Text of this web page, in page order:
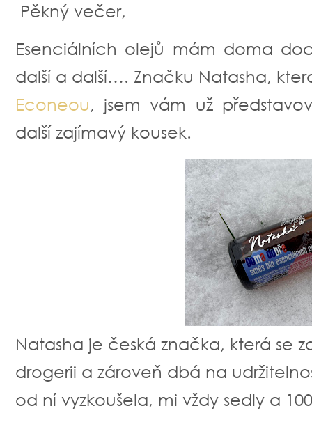
Pěkný večer,
Esenciálních olejů mám doma
další a další…. Značku Natasha,
Econeou, jsem vám už
další zajímavý kousek.
Natasha je česká značka, která se
drogerii a zároveň dbá na
od ní vyzkoušela, mi vždy sedly a